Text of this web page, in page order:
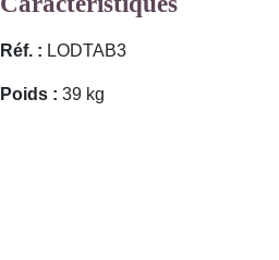
Réf. : LODTAB3
Poids : 39 kg